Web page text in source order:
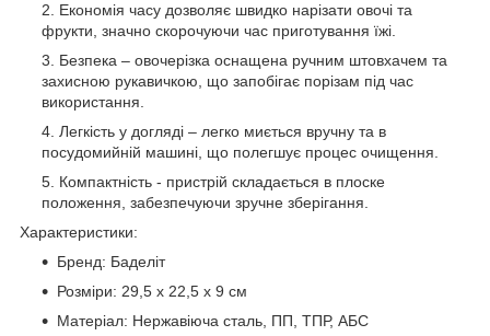
Економія часу дозволяє швидко нарізати овочі та
фрукти, значно скорочуючи час приготування їжі.
Безпека – овочерізка оснащена ручним штовхачем та
захисною рукавичкою, що запобігає порізам під час
використання.
Легкість у догляді – легко миється вручну та в
посудомийній машині, що полегшує процес очищення.
Компактність - пристрій складається в плоске
положення, забезпечуючи зручне зберігання.
Характеристики:
Бренд: Баделіт
Розміри: 29,5 x 22,5 x 9 см
Матеріал: Нержавіюча сталь, ПП, ТПР, АБС